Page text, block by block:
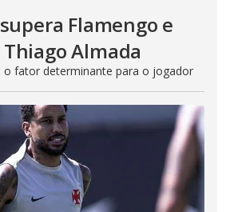
Flamengo e
Almada
fator determinante para o jogador